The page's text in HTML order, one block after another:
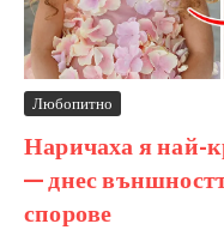
Любопитно
Наричаха я най-
— днес
спорове